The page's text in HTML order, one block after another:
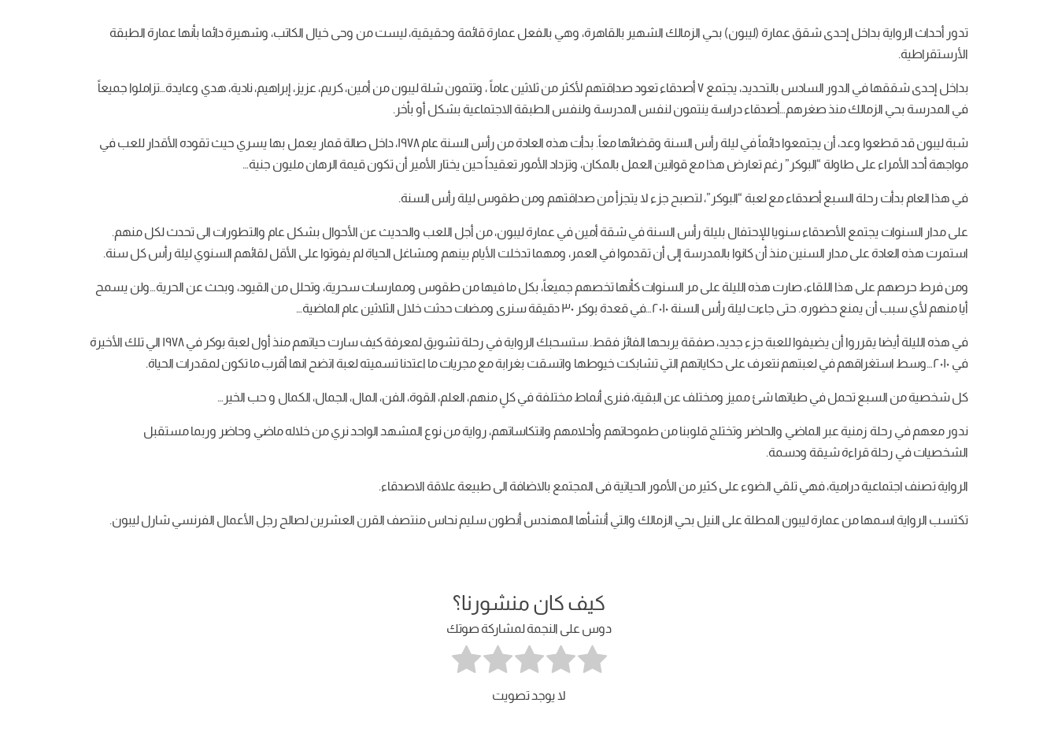
تدور أحداث الرواية بداخل إحدى شقق عمارة (ليبون) بحي الزمالك الشهير بالقاهرة، وهي بالفعل عمارة قائمة وحقيقية، ليست من وحى خيال الكاتب، وشهيرة دائما بأنها عمارة الطبقة
الأرستقراطية.
بداخل إحدى شققها في الدور السادس بالتحديد، يجتمع ٧ أصدقاء تعود صداقتهم لأكثر من ثلاثين عاماً ، وتتمون شلة ليبون من أمين، كريم، عزيز، إبراهيم، نادية، هدي وعايدة…تزاملوا جميعاً
في المدرسة بحي الزمالك منذ صغرهم…أصدقاء دراسة ينتمون لنفس المدرسة ولنفس الطبقة الاجتماعية بشكل أو بأخر.
شبة ليبون قد قطعوا وعد، أن يجتمعوا دائماً في ليلة رأس السنة وقضائها معاً. بدأت هذه العادة من رأس السنة عام ١٩٧٨، داخل صالة قمار يعمل بها يسري حيث تقوده الأقدار للعب في
مواجهة أحد الأمراء على طاولة “البوكر” رغم تعارض هذا مع قوانين العمل بالمكان، وتزداد الأمور تعقيداً حين يختار الأمير أن تكون قيمة الرهان مليون جنية…
في هذا العام بدأت رحلة السبع أصدقاء مع لعبة “البوكر”، لتصبح جزء لا يتجزأ من صداقتهم ومن طقوس ليلة رأس السنة.
على مدار السنوات يجتمع الأصدقاء سنويا للإحتفال بليلة رأس السنة في شقة أمين في عمارة ليبون، من أجل اللعب والحديث عن الأحوال بشكل عام والتطورات الى تحدث لكل منهم.
استمرت هذه العادة على مدار السنين منذ أن كانوا بالمدرسة إلى أن تقدموا في العمر، ومهما تدخلت الأيام بينهم ومشاغل الحياة لم يفوتوا على الأقل لقائهم السنوي ليلة رأس كل سنة.
ومن فرط حرصهم على هذا اللقاء، صارت هذه الليلة على مر السنوات كأنها تخصهم جميعاً، بكل ما فيها من طقوس وممارسات سحرية، وتحلل من القيود، وبحث عن الحرية…ولن يسمح
أيا منهم لأي سبب أن يمنع حضوره. حتى جاءت ليلة رأس السنة ٢٠١٠…في قعدة بوكر ٣٠ دقيقة سنرى ومضات حدثت خلال الثلاثين عام الماضية…
في هذه الليلة أيضا يقرروا أن يضيفوا للعبة جزء جديد، صفقة يربحها الفائز فقط. ستسحبك الرواية في رحلة تشويق لمعرفة كيف سارت حياتهم منذ أول لعبة بوكر في ١٩٧٨ الي تلك الأخيرة
في ٢٠١٠…وسط استغراقهم في لعبتهم نتعرف على حكاياتهم التي تشابكت خيوطها واتسقت بغرابة مع مجريات ما اعتدنا تسميته لعبة اتضح انها أقرب ما تكون لمقدرات الحياة.
كل شخصية من السبع تحمل في طياتها شئ مميز ومختلف عن البقية، فنرى أنماط مختلفة في كلٍ منهم، العلم، القوة، الفن، المال، الجمال، الكمال و حب الخير…
ندور معهم في رحلة زمنية عبر الماضي والحاضر وتختلج قلوبنا من طموحاتهم وأحلامهم وانتكاساتهم، رواية من نوع المشهد الواحد نري من خلاله ماضي وحاضر وربما مستقبل
الشخصيات في رحلة قراءة شيقة ودسمة.
الرواية تصنف اجتماعية درامية، فهي تلقي الضوء على كثير من الأمور الحياتية فى المجتمع بالاضافة الى طبيعة علاقة الاصدقاء.
تكتسب الرواية اسمها من عمارة ليبون المطلة على النيل بحي الزمالك والتي أنشأها المهندس أنطون سليم نحاس منتصف القرن العشرين لصالح رجل الأعمال الفرنسي شارل ليبون.
كيف كان منشورنا؟
دوس على النجمة لمشاركة صوتك
لا يوجد تصويت